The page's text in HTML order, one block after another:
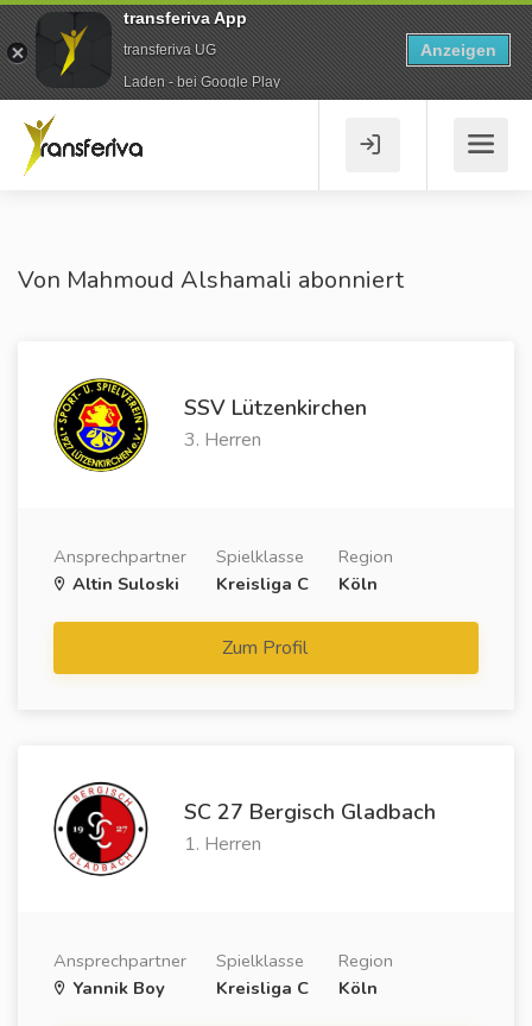
Von Mahmoud Alshamali abonniert
SSV Lützenkirchen
3. Herren
Ansprechpartner
Altin Suloski
Spielklasse
Kreisliga C
Region
Köln
Zum Profil
SC 27 Bergisch Gladbach
1. Herren
Ansprechpartner
Yannik Boy
Spielklasse
Kreisliga C
Region
Köln
transferiva App
transferiva UG
Laden - bei Google Play
Anzeigen